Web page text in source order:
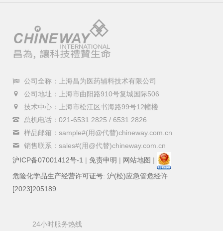
公司全称：上海昌为医药辅料技术有限公司
公司地址：上海市曲阳路910号复城国际506
技术中心：上海市松江区书海路99号12幢楼
总机电话：021-6531 2825 / 6531 2826
样品邮箱：sample#(用@代替)chineway.com.cn
销售联系：sales#(用@代替)chineway.com.cn
沪ICP备07001412号-1 | 免责申明 | 网站地图 |
危险化学品生产经营许可证号: 沪(松)应急管危经许
[2023]205189
24小时服务热线